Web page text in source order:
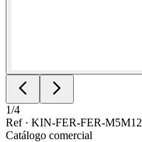
1/4
Ref · KIN-FER-FER-M5M12
Catálogo comercial